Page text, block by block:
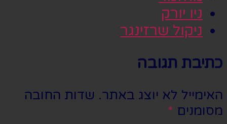
ניו יורק
ניקול שרזינגר
כתיבת תגובה
האימייל לא יוצג באתר. שדות החובה
מסומנים *